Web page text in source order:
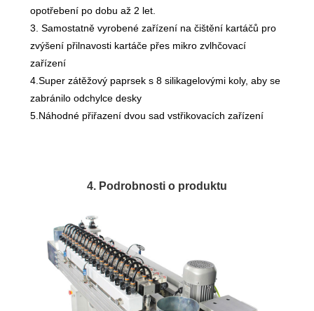
opotřebení po dobu až 2 let.
3. Samostatně vyrobené zařízení na čištění kartáčů pro
zvýšení přilnavosti kartáče přes mikro zvlhčovací
zařízení
4.Super zátěžový paprsek s 8 silikagelovými koly, aby se
zabránilo odchylce desky
5.Náhodné přiřazení dvou sad vstřikovacích zařízení
4. Podrobnosti o produktu